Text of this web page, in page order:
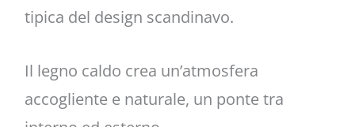
tipica del design scandinavo.
Il legno caldo crea un’atmosfera
accogliente e naturale, un ponte tra